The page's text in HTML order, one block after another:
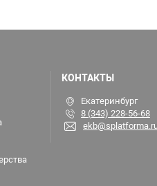
КОНТАКТЫ
Екатеринбург
8 (343) 228-56-68